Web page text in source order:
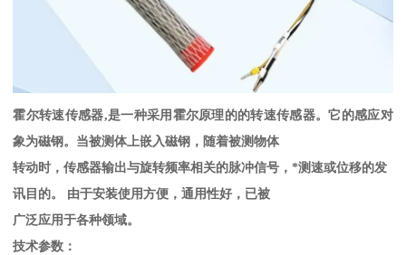
霍尔转速传感器,是一种采用霍尔原理的的转速传感器。它的感应对
象为磁钢。当被测体上嵌入磁钢，随着被测物体
转动时，传感器输出与旋转频率相关的脉冲信号，*测速或位移的发
讯目的。 由于安装使用方便，通用性好，已被
广泛应用于各种领域。
技术参数：